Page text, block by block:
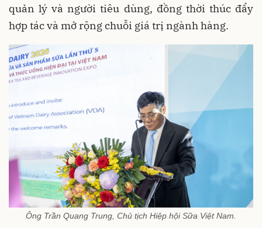
quản lý và người tiêu dùng, đồng thời thúc đẩy
hợp tác và mở rộng chuỗi giá trị ngành hàng.
Ông Trần Quang Trung, Chủ tịch Hiệp hội Sữa Việt Nam.